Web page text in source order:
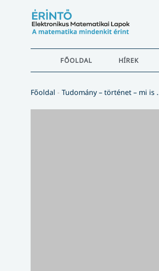
FŐOLDAL HÍREK
Főoldal - Tudomány – történet – mi is